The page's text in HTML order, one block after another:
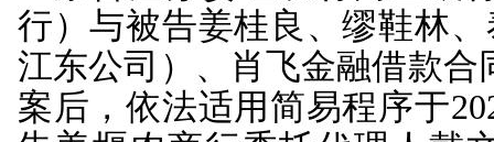
被告：泰州市江东运
贸大楼202室，统一社会